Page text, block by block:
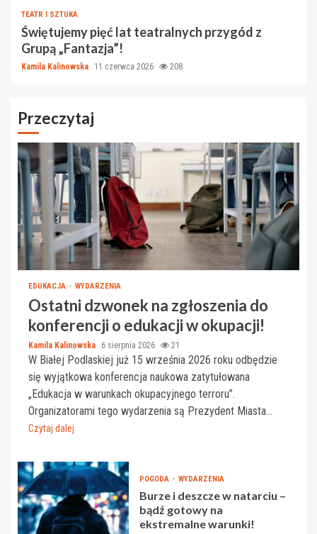
TEATR I SZTUKA
Świętujemy pięć lat teatralnych przygód z
Grupą „Fantazja”!
Kamila Kalinowska 11 czerwca 2026 208
Przeczytaj
EDUKACJA WYDARZENIA
Ostatni dzwonek na zgłoszenia do
konferencji o edukacji w okupacji!
Kamila Kalinowska 6 sierpnia 2026 21
W Białej Podlaskiej już 15 września 2026 roku odbędzie
się wyjątkowa konferencja naukowa zatytułowana
„Edukacja w warunkach okupacyjnego terroru”.
Organizatorami tego wydarzenia są Prezydent Miasta...
Czytaj dalej
POGODA WYDARZENIA
Burze i deszcze w natarciu –
bądź gotowy na
ekstremalne warunki!